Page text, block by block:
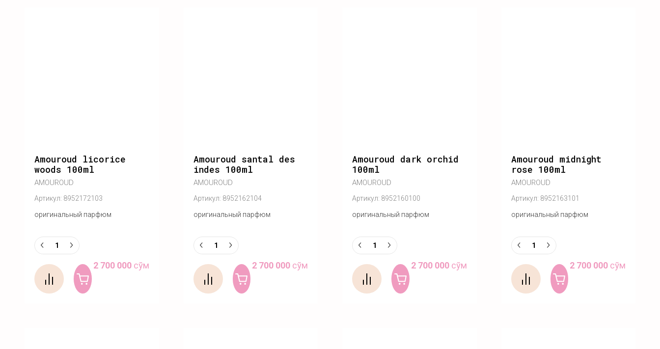
Amouroud licorice
woods 100ml
AMOUROUD
Артикул: 8952172103
оригинальный парфюм
2 700 000сўм
Amouroud santal des
indes 100ml
AMOUROUD
Артикул: 8952162104
оригинальный парфюм
2 700 000 сўм
Amouroud dark orchid
100ml
AMOUROUD
Артикул: 8952160100
оригинальный парфюм
2 700 000сўм
Amouroud midnight
rose 100ml
AMOUROUD
Артикул: 8952163101
оригинальный парфюм
2 700 000 сўм
Купить